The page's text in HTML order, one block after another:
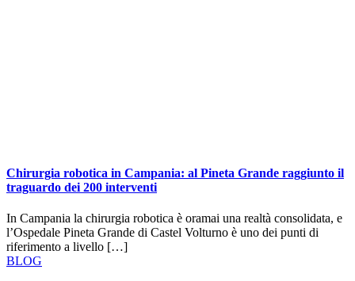
Chirurgia robotica in Campania: al Pineta Grande raggiunto il
traguardo dei 200 interventi
In Campania la chirurgia robotica è oramai una realtà consolidata, e
l’Ospedale Pineta Grande di Castel Volturno è uno dei punti di
riferimento a livello […]
BLOG